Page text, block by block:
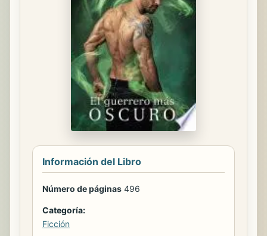
Información del Libro
Número de páginas 496
Categoría:
Ficción